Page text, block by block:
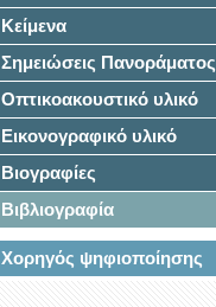
Κείμενα
Σημειώσεις Πανοράματος
Οπτικοακουστικό υλικό
Εικονογραφικό υλικό
Βιογραφίες
Βιβλιογραφία
Χορηγός ψηφιοποίησης